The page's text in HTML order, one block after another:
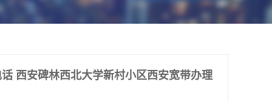
西安碑林西北大学新村小区西安宽带办理